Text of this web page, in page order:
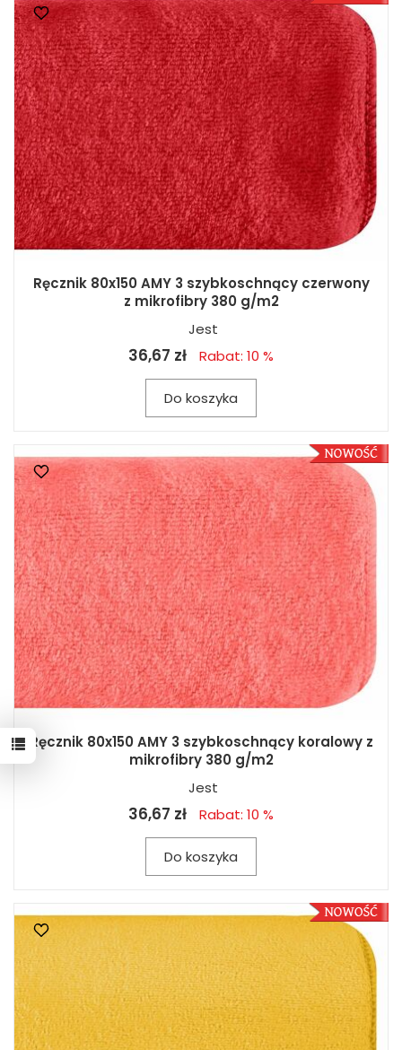
Ręcznik 80x150 AMY 3 szybkoschnący czerwony
z mikrofibry 380 g/m2
Jest
36,67 zł Rabat: 10 %
Do koszyka
Ręcznik 80x150 AMY 3 szybkoschnący koralowy z
mikrofibry 380 g/m2
Jest
36,67 zł Rabat: 10 %
Do koszyka